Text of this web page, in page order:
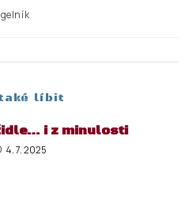
také líbit
i z minulosti
4. 7. 2025